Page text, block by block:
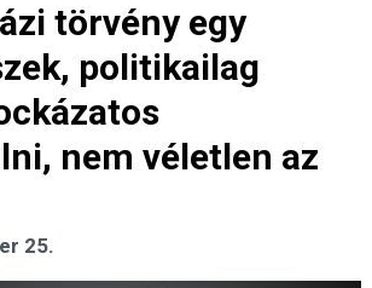
törvény egy
politikailag
nem véletlen az
25.